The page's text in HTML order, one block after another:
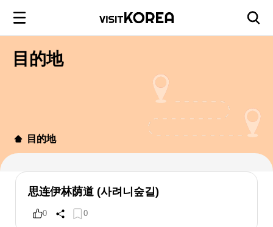
目的地
目的地
思连伊林荫道 (사려니숲길)
0 0